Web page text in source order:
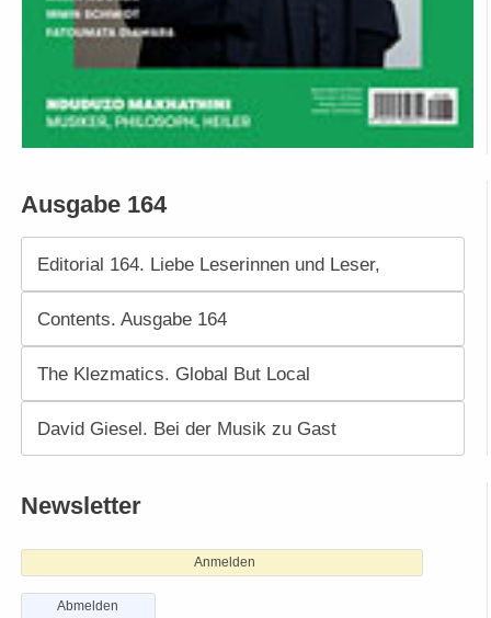
Ausgabe 164
Editorial 164. Liebe Leserinnen und Leser,
Contents. Ausgabe 164
The Klezmatics. Global But Local
David Giesel. Bei der Musik zu Gast
Newsletter
Anmelden
Abmelden